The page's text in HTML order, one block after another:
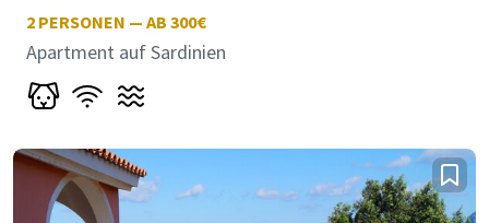
2 PERSONEN — AB 300€
Apartment auf Sardinien